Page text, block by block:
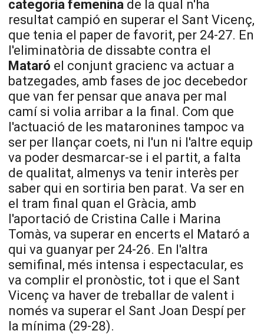
categoria femenina de la qual n'ha
resultat campió en superar el Sant Vicenç,
que tenia el paper de favorit, per 24-27. En
l'eliminatòria de dissabte contra el
Mataró el conjunt gracienc va actuar a
batzegades, amb fases de joc decebedor
que van fer pensar que anava per mal
camí si volia arribar a la final. Com que
l'actuació de les mataronines tampoc va
ser per llançar coets, ni l'un ni l'altre equip
va poder desmarcar-se i el partit, a falta
de qualitat, almenys va tenir interès per
saber qui en sortiria ben parat. Va ser en
el tram final quan el Gràcia, amb
l'aportació de Cristina Calle i Marina
Tomàs, va superar en encerts el Mataró a
qui va guanyar per 24-26. En l'altra
semifinal, més intensa i espectacular, es
va complir el pronòstic, tot i que el Sant
Vicenç va haver de treballar de valent i
només va superar el Sant Joan Despí per
la mínima (29-28).